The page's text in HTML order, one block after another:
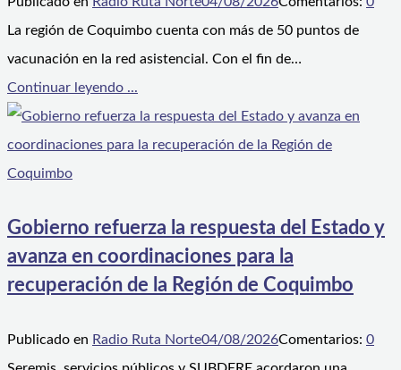
La región de Coquimbo cuenta con más de 50 puntos de
vacunación en la red asistencial. Con el fin de…
Continuar leyendo ...
Gobierno refuerza la respuesta del Estado y
avanza en coordinaciones para la
recuperación de la Región de Coquimbo
Publicado en Radio Ruta Norte04/08/2026Comentarios: 0